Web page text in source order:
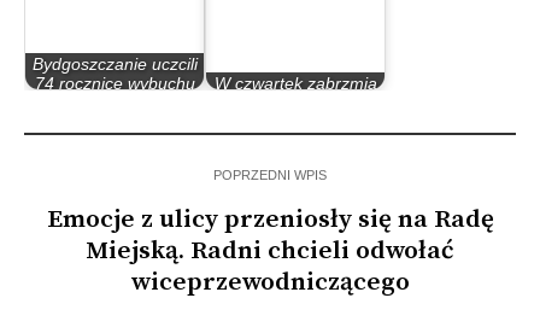
Bydgoszczanie uczcili
74 rocznicę wybuchu
W czwartek zabrzmią
POPRZEDNI WPIS
Emocje z ulicy przeniosły się na Radę
Miejską. Radni chcieli odwołać
wiceprzewodniczącego